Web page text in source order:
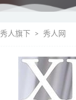
秀人旗下 秀人网